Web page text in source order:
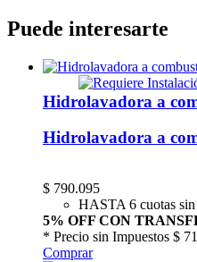
Puede interesarte
Hidrolavadora a
Hidrolavadora a
$ 790.095
HASTA 6 cuotas sin
5% OFF CON
* Precio sin Impuestos $
Comprar